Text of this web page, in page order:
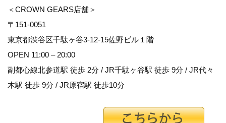
＜CROWN GEARS店舗＞
〒151-0051
東京都渋谷区千駄ヶ谷3-12-15佐野ビル１階
OPEN 11:00 – 20:00
副都心線北参道駅 徒歩 2分 / JR千駄ヶ谷駅 徒歩 9分 / JR代々
木駅 徒歩 9分 / JR原宿駅 徒歩10分